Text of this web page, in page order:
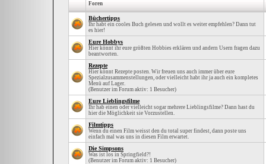
Foren
Büchertipps
Ihr habt ein cooles Buch gelesen und wollt es weiter empfehlen? Dann tut
es hier!
Eure Hobbys
Hier könnt ihr eure größten Hobbies erklären und andern Usern fragen dazu
beantworten.
Rezepte
Hier könnt Rezepte posten. Wir freuen uns auch immer über eure
Spezialzusammenstellungen, oder vielleicht habt ihr ja auch ein kompletes
Menü auf Lager.
(Benutzer im Forum aktiv: 1 Besucher)
Eure Lieblingsfilme
Ihr hab einen oder vielleicht sogar mehrere Lieblingsfilme? Dann hast du
hier die Möglichkeit sie Vorzustellen.
Filmtipps
Wenn du einen Film weisst den du total super findest, dann poste uns
einfach mal was uns in diesen Film erwartet.
Die Simpsons
Was ist los in Springfield?!
(Benutzer im Forum aktiv: 1 Besucher)